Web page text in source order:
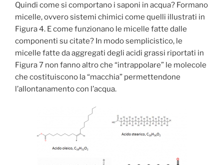
Quindi come si comportano i saponi in acqua? Formano
micelle, ovvero sistemi chimici come quelli illustrati in
Figura 4. E come funzionano le micelle fatte dalle
componenti su citate? In modo semplicistico, le
micelle fatte da aggregati degli acidi grassi riportati in
Figura 7 non fanno altro che “intrappolare” le molecole
che costituiscono la “macchia” permettendone
l’allontanamento con l’acqua.